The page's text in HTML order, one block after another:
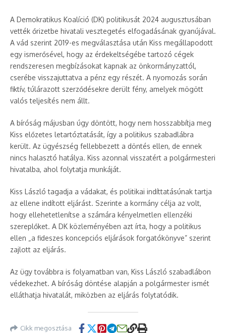
A Demokratikus Koalíció (DK) politikusát 2024 augusztusában
vették őrizetbe hivatali vesztegetés elfogadásának gyanújával.
A vád szerint 2019-es megválasztása után Kiss megállapodott
egy ismerősével, hogy az érdekeltségébe tartozó cégek
rendszeresen megbízásokat kapnak az önkormányzattól,
cserébe visszajuttatva a pénz egy részét. A nyomozás során
fiktív, túlárazott szerződésekre derült fény, amelyek mögött
valós teljesítés nem állt.
A bíróság májusban úgy döntött, hogy nem hosszabbítja meg
Kiss előzetes letartóztatását, így a politikus szabadlábra
került. Az ügyészség fellebbezett a döntés ellen, de ennek
nincs halasztó hatálya. Kiss azonnal visszatért a polgármesteri
hivatalba, ahol folytatja munkáját.
Kiss László tagadja a vádakat, és politikai indíttatásúnak tartja
az ellene indított eljárást. Szerinte a kormány célja az volt,
hogy ellehetetlenítse a számára kényelmetlen ellenzéki
szereplőket. A DK közleményében azt írta, hogy a politikus
ellen „a fideszes koncepciós eljárások forgatókönyve” szerint
zajlott az eljárás.
Az ügy továbbra is folyamatban van, Kiss László szabadlábon
védekezhet. A bíróság döntése alapján a polgármester ismét
elláthatja hivatalát, miközben az eljárás folytatódik.
Cikk megosztása